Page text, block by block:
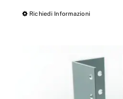
Richiedi Informazioni
più
varianti.
Le